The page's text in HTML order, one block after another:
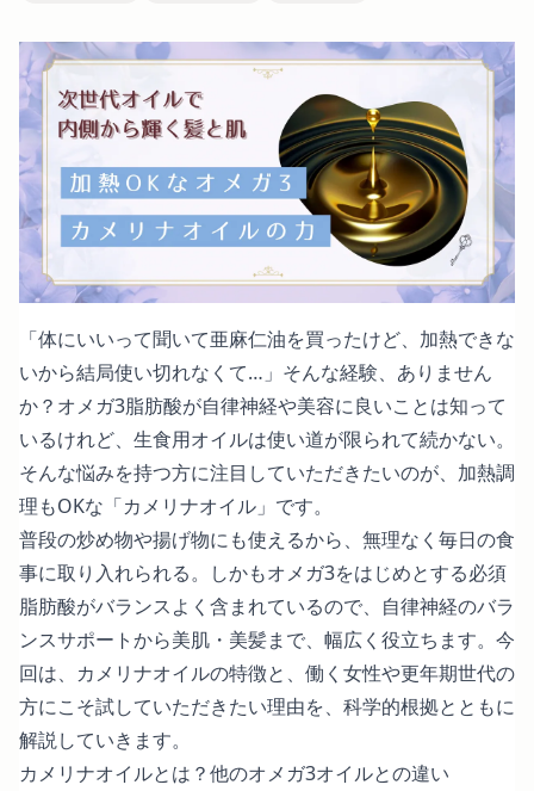
「体にいいって聞いて亜麻仁油を買ったけど、加熱できな
いから結局使い切れなくて…」そんな経験、ありません
か？オメガ3脂肪酸が自律神経や美容に良いことは知って
いるけれど、生食用オイルは使い道が限られて続かない。
そんな悩みを持つ方に注目していただきたいのが、加熱調
理もOKな「カメリナオイル」です。
普段の炒め物や揚げ物にも使えるから、無理なく毎日の食
事に取り入れられる。しかもオメガ3をはじめとする必須
脂肪酸がバランスよく含まれているので、自律神経のバラ
ンスサポートから美肌・美髪まで、幅広く役立ちます。今
回は、カメリナオイルの特徴と、働く女性や更年期世代の
方にこそ試していただきたい理由を、科学的根拠とともに
解説していきます。
カメリナオイルとは？他のオメガ3オイルとの違い